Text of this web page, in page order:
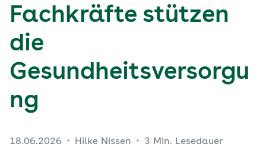
Fachkräfte stützen
die
Gesundheitsversorgu
ng
18.06.2026 Hilke Nissen 3 Min. Lesedauer